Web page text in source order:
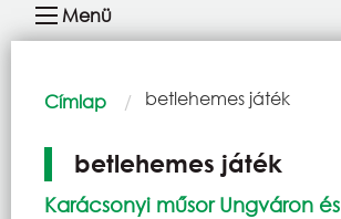
navigáció
Menü
Morzsa
Címlap Current:
betlehemes játék
betlehemes játék
Karácsonyi műsor Ungváron és